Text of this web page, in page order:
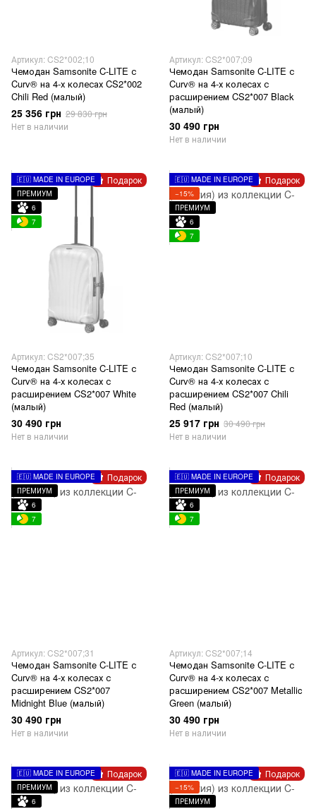
Артикул: CS2*002;10
Чемодан Samsonite C-LITE с
Curv® на 4-х колесах CS2*002
Chili Red (малый)
25 356 грн 29 830 грн
Нет в наличии
Артикул: CS2*007;09
Чемодан Samsonite C-LITE с
Curv® на 4-х колесах с
расширением CS2*007 Black
(малый)
30 490 грн
Нет в наличии
Подарок
🇪🇺 MADE IN EUROPE
ПРЕМИУМ
6
7
Артикул: CS2*007;35
Чемодан Samsonite C-LITE с
Curv® на 4-х колесах с
расширением CS2*007 White
(малый)
30 490 грн
Нет в наличии
Подарок
🇪🇺 MADE IN EUROPE
−15%
ПРЕМИУМ
6
7
Артикул: CS2*007;10
Чемодан Samsonite C-LITE с
Curv® на 4-х колесах с
расширением CS2*007 Chili
Red (малый)
25 917 грн 30 490 грн
Нет в наличии
Подарок
🇪🇺 MADE IN EUROPE
ПРЕМИУМ
6
7
Артикул: CS2*007;31
Чемодан Samsonite C-LITE с
Curv® на 4-х колесах с
расширением CS2*007
Midnight Blue (малый)
30 490 грн
Нет в наличии
Подарок
🇪🇺 MADE IN EUROPE
ПРЕМИУМ
6
7
Артикул: CS2*007;14
Чемодан Samsonite C-LITE с
Curv® на 4-х колесах с
расширением CS2*007 Mеtallic
Green (малый)
30 490 грн
Нет в наличии
Подарок
🇪🇺 MADE IN EUROPE
ПРЕМИУМ
6
Подарок
🇪🇺 MADE IN EUROPE
−15%
ПРЕМИУМ